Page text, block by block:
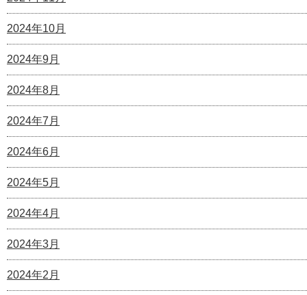
2024年10月
2024年9月
2024年8月
2024年7月
2024年6月
2024年5月
2024年4月
2024年3月
2024年2月